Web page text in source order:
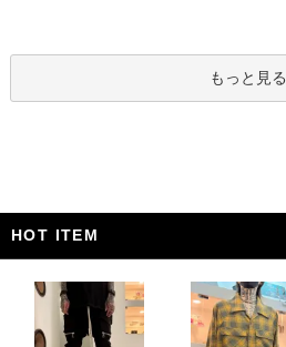
もっと見る
HOT ITEM